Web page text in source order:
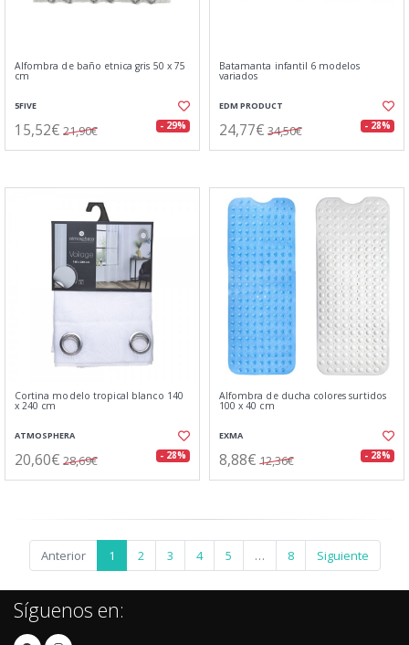
Alfombra de baño etnica gris 50 x 75
cm
5FIVE
15,52€ 21,90€ - 29%
Batamanta infantil 6 modelos
variados
EDM PRODUCT
24,77€ 34,50€ - 28%
Cortina modelo tropical blanco 140
x 240 cm
ATMOSPHERA
20,60€ 28,69€ - 28%
Alfombra de ducha colores surtidos
100 x 40 cm
EXMA
8,88€ 12,36€ - 28%
Anterior 1 2 3 4 5 … 8 Siguiente
Síguenos en: